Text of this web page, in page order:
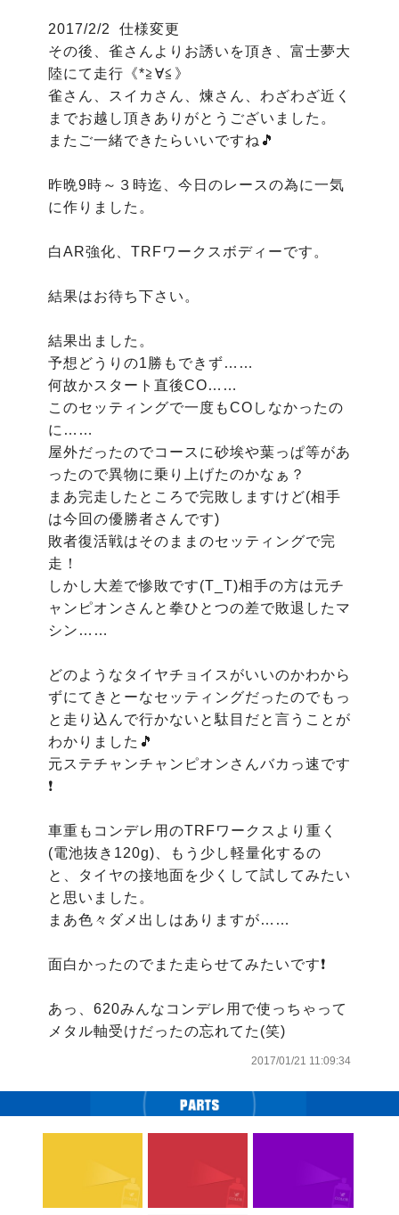
2017/2/2  仕様変更
その後、雀さんよりお誘いを頂き、富士夢大
陸にて走行《*≧∀≦》
雀さん、スイカさん、煉さん、わざわざ近く
までお越し頂きありがとうございました。
またご一緒できたらいいですね🎵
昨晩9時～３時迄、今日のレースの為に一気
に作りました。
白AR強化、TRFワークスボディーです。
結果はお待ち下さい。
結果出ました。
予想どうりの1勝もできず……
何故かスタート直後CO……
このセッティングで一度もCOしなかったの
に……
屋外だったのでコースに砂埃や葉っぱ等があ
ったので異物に乗り上げたのかなぁ？
まあ完走したところで完敗しますけど(相手
は今回の優勝者さんです)
敗者復活戦はそのままのセッティングで完
走！
しかし大差で惨敗です(T_T)相手の方は元チ
ャンピオンさんと拳ひとつの差で敗退したマ
シン……
どのようなタイヤチョイスがいいのかわから
ずにてきとーなセッティングだったのでもっ
と走り込んで行かないと駄目だと言うことが
わかりました🎵
元ステチャンチャンピオンさんバカっ速です
❗
車重もコンデレ用のTRFワークスより重く
(電池抜き120g)、もう少し軽量化するの
と、タイヤの接地面を少くして試してみたい
と思いました。
まあ色々ダメ出しはありますが……
面白かったのでまた走らせてみたいです❗
あっ、620みんなコンデレ用で使っちゃって
メタル軸受けだったの忘れてた(笑)
2017/01/21 11:09:34